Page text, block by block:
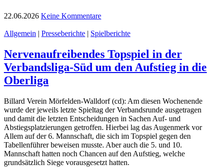
22.06.2026 Keine Kommentare
Allgemein | Presseberichte | Spielberichte
Nervenaufreibendes Topspiel in der
Verbandsliga-Süd um den Aufstieg in die
Oberliga
Billard Verein Mörfelden-Walldorf (cd): Am diesen Wochenende
wurde der jeweils letzte Spieltag der Verbandsrunde ausgetragen
und damit die letzten Entscheidungen in Sachen Auf- und
Abstiegsplatzierungen getroffen. Hierbei lag das Augenmerk vor
Allem auf der 6. Mannschaft, die sich im Topspiel gegen den
Tabellenführer beweisen musste. Aber auch die 5. und 10.
Mannschaft hatten noch Chancen auf den Aufstieg, welche
grundsätzlich Siege vorausgesetzt hatten.